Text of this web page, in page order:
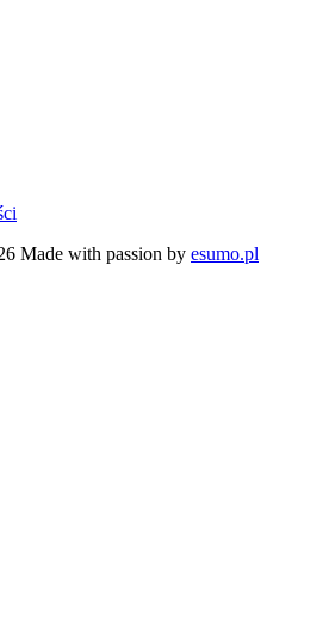
Made with passion by esumo.pl